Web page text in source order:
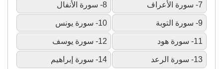
7- سورة الأعراف 8- سورة الأنفال
9- سورة التوبة 10- سورة يونس
11- سورة هود 12- سورة يوسف
13- سورة الرعد 14- سورة إبراهيم